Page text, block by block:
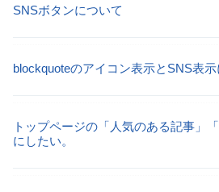
SNSボタンについて
blockquoteのアイコン表示とSNS表示
トップページの「人気のある記事」
にしたい。